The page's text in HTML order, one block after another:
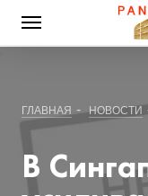
ГЛАВНАЯ - НОВОСТИ
В